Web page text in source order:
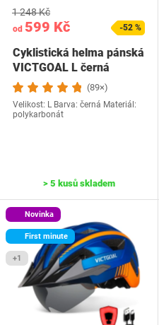
od 599 Kč
1 248 Kč
-52 %
Cyklistická helma pánská
VICTGOAL L černá
(89×)
Velikost: L Barva: černá Materiál:
polykarbonát
> 5 kusů skladem
Novinka
First minute
+1